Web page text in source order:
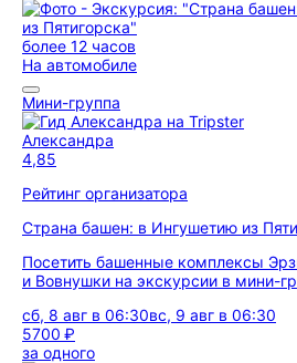
более 12 часов
На автомобиле
Мини-группа
Александра
4,85
Рейтинг организатора
Страна башен: в Ингушетию из
Посетить башенные комплексы
и Вовнушки на экскурсии в мини-
сб, 8 авг в 06:30вс, 9 авг в 06:30
5700 ₽
за одного